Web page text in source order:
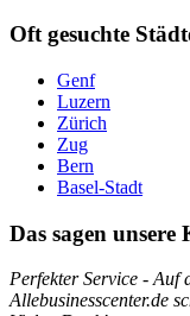
Oft gesuchte
Genf
Luzern
Zürich
Zug
Bern
Basel-Stadt
Das sagen unsere
Perfekter Service - Auf
Allebusinesscenter.de